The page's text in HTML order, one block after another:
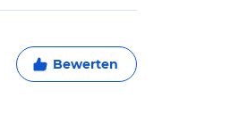
Bewerten